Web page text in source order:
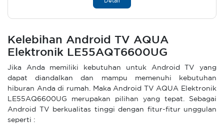
Detail
Kelebihan Android TV AQUA
Elektronik LE55AQT6600UG
Jika Anda memiliki kebutuhan untuk Android TV yang
dapat diandalkan dan mampu memenuhi kebutuhan
hiburan Anda di rumah. Maka Android TV AQUA Elektronik
LE55AQ6600UG merupakan pilihan yang tepat. Sebagai
Android TV berkualitas tinggi dengan fitur-fitur unggulan
seperti :